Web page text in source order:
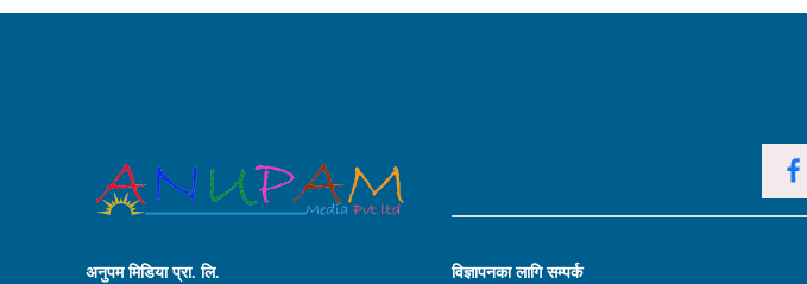
अनुपम मिडिया प्रा. लि. विज्ञापनका लागि सम्पर्क